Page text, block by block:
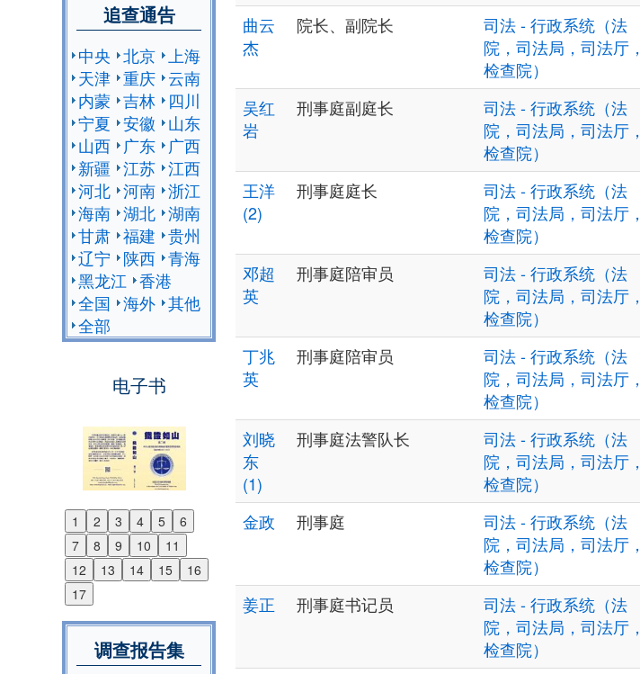
追查通告
中央 北京 上海
天津 重庆 云南
内蒙 吉林
四川
宁夏 安徽
山东
山西
广东
广西
新疆 江苏 江西
河北 河南 浙江
海南 湖北 湖南
甘肃 福建 贵州
辽宁
陕西 青海
黑龙江 香港
全国 海外 其他
全部
电子书
1 2 3 4 5
6
7
8 9 10
11
12
13 14 15
16
17
Previous
Next
调查报告集
曲云
杰
院长、副院长
司法 - 行政系统（法
院，司法局，司法厅，
检查院）
吴红
岩
刑事庭副庭长
司法 - 行政系统（法
院，司法局，司法厅，
检查院）
王洋
(2)
刑事庭庭长
司法 - 行政系统（法
院，司法局，司法厅，
检查院）
邓超
英
刑事庭陪审员
司法 - 行政系统（法
院，司法局，司法厅，
检查院）
丁兆
英
刑事庭陪审员
司法 - 行政系统（法
院，司法局，司法厅，
检查院）
刘晓
东
(1)
刑事庭法警队长
司法 - 行政系统（法
院，司法局，司法厅，
检查院）
金政
刑事庭
司法 - 行政系统（法
院，司法局，司法厅，
检查院）
姜正
刑事庭书记员
司法 - 行政系统（法
院，司法局，司法厅，
检查院）